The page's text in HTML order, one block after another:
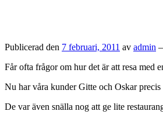
Publicerad den 7 februari, 2011 av admin
Får ofta frågor om hur det är att resa med
Nu har våra kunder Gitte och Oskar precis
De var även snälla nog att ge lite